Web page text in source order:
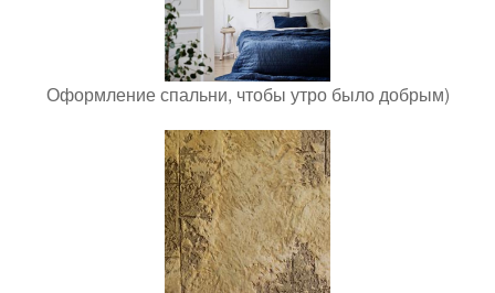
Оформление спальни, чтобы утро было добрым)